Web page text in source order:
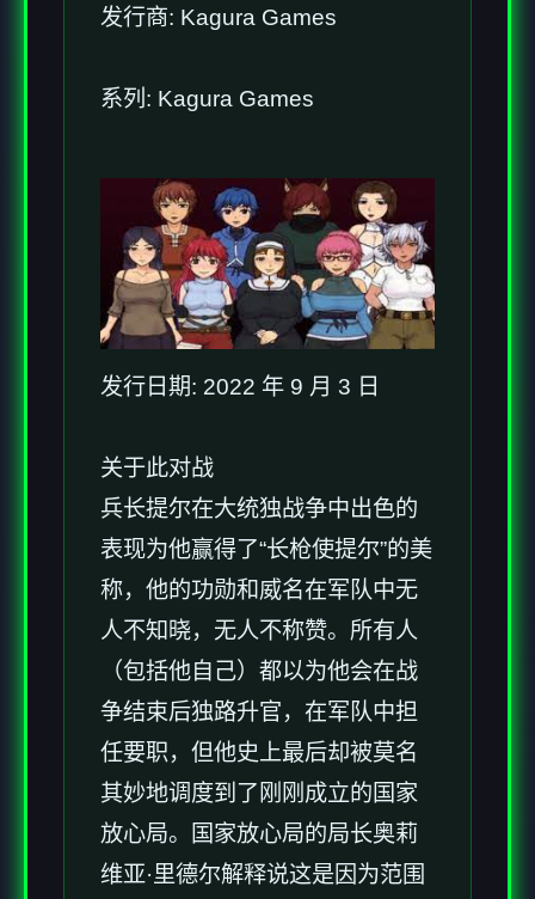
发行商: Kagura Games
系列: Kagura Games
发行日期: 2022 年 9 月 3 日
关于此对战
兵长提尔在大统独战争中出色的
表现为他赢得了“长枪使提尔”的美
称，他的功勋和威名在军队中无
人不知晓，无人不称赞。所有人
（包括他自己）都以为他会在战
争结束后独路升官，在军队中担
任要职，但他史上最后却被莫名
其妙地调度到了刚刚成立的国家
放心局。国家放心局的局长奥莉
维亚·里德尔解释说这是因为范围